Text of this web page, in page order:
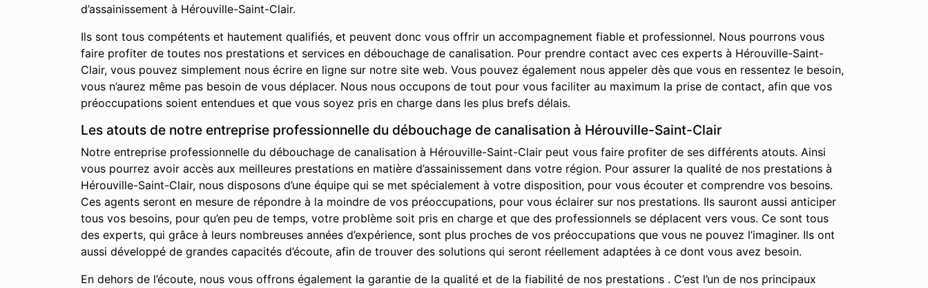
d’assainissement à Hérouville-Saint-Clair.
Ils sont tous compétents et hautement qualifiés, et peuvent donc vous offrir un accompagnement fiable et professionnel. Nous pourrons vous
faire profiter de toutes nos prestations et services en débouchage de canalisation. Pour prendre contact avec ces experts à Hérouville-Saint-
Clair, vous pouvez simplement nous écrire en ligne sur notre site web. Vous pouvez également nous appeler dès que vous en ressentez le besoin,
vous n’aurez même pas besoin de vous déplacer. Nous nous occupons de tout pour vous faciliter au maximum la prise de contact, afin que vos
préoccupations soient entendues et que vous soyez pris en charge dans les plus brefs délais.
Les atouts de notre entreprise professionnelle du débouchage de canalisation à Hérouville-Saint-Clair
Notre entreprise professionnelle du débouchage de canalisation à Hérouville-Saint-Clair peut vous faire profiter de ses différents atouts. Ainsi
vous pourrez avoir accès aux meilleures prestations en matière d’assainissement dans votre région. Pour assurer la qualité de nos prestations à
Hérouville-Saint-Clair, nous disposons d’une équipe qui se met spécialement à votre disposition, pour vous écouter et comprendre vos besoins.
Ces agents seront en mesure de répondre à la moindre de vos préoccupations, pour vous éclairer sur nos prestations. Ils sauront aussi anticiper
tous vos besoins, pour qu’en peu de temps, votre problème soit pris en charge et que des professionnels se déplacent vers vous. Ce sont tous
des experts, qui grâce à leurs nombreuses années d’expérience, sont plus proches de vos préoccupations que vous ne pouvez l’imaginer. Ils ont
aussi développé de grandes capacités d’écoute, afin de trouver des solutions qui seront réellement adaptées à ce dont vous avez besoin.
En dehors de l’écoute, nous vous offrons également la garantie de la qualité et de la fiabilité de nos prestations . C’est l’un de nos principaux